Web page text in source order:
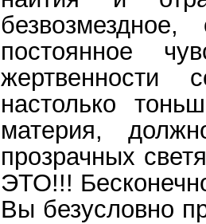
постоянное
жертвенности
настолько
материя,
прозрачных
ЭТО!!!
Вы безусловно